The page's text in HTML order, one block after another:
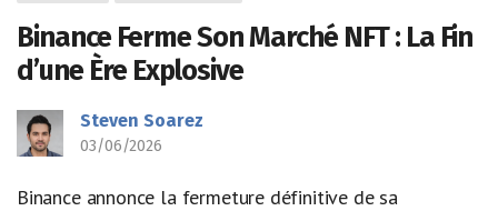
Binance Ferme Son Marché NFT : La Fin
d’une Ère Explosive
Steven Soarez
03/06/2026
Binance annonce la fermeture définitive de sa